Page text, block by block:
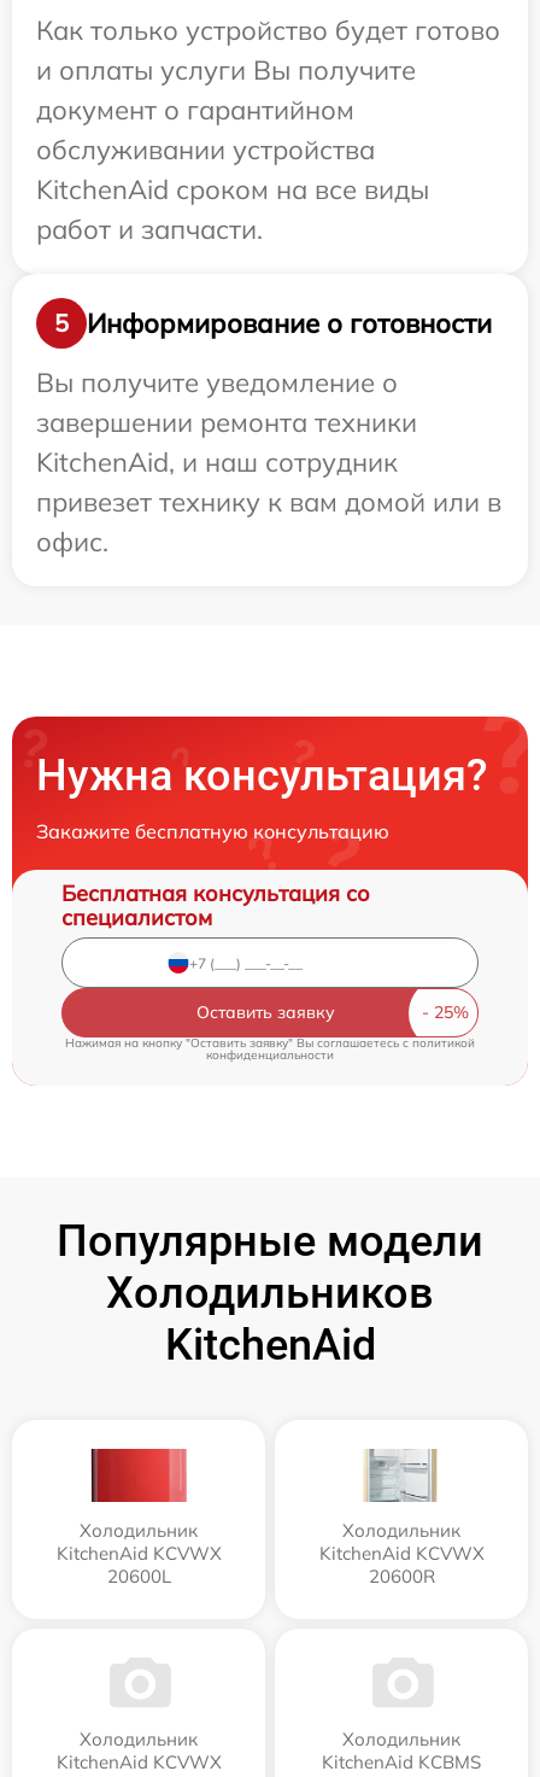
Как только устройство будет готово
и оплаты услуги Вы получите
документ о гарантийном
обслуживании устройства
KitchenAid сроком на все виды
работ и запчасти.
5
Информирование о готовности
Вы получите уведомление о
завершении ремонта техники
KitchenAid, и наш сотрудник
привезет технику к вам домой или в
офис.
Нужна консультация?
Закажите бесплатную консультацию
Бесплатная консультация со
специалистом
Оставить заявку
Нажимая на кнопку "Оставить заявку" Вы соглашаетесь cполитикой
конфиденциальности
Популярные модели
Холодильников
KitchenAid
Холодильник
KitchenAid KCVWX
20600L
Холодильник
KitchenAid KCVWX
20600R
Холодильник
KitchenAid KCVWX
Холодильник
KitchenAid KCBMS